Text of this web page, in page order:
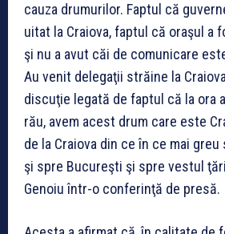
cauza drumurilor. Faptul că
uitat la Craiova, faptul că oraşul a
şi nu a avut căi de comunicare
Au venit delegaţii străine la
discuţie legată de faptul că la ora
rău, avem acest drum care este
de la Craiova din ce în ce mai
şi spre Bucureşti şi spre vestul
Genoiu într-o conferinţă de presă.